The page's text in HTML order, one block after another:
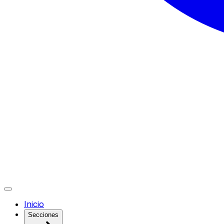
Inicio
Secciones